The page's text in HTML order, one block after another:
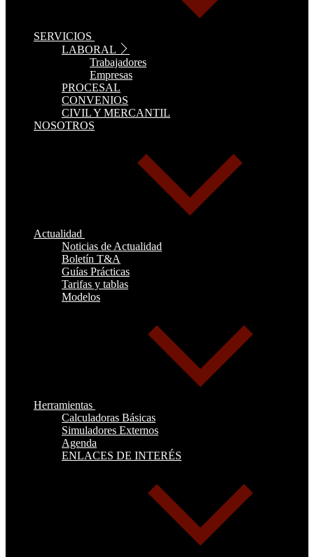
SERVICIOS
LABORAL
Trabajadores
Empresas
PROCESAL
CONVENIOS
CIVIL Y MERCANTIL
NOSOTROS
Actualidad
Noticias de Actualidad
Boletín T&A
Guías Prácticas
Tarifas y tablas
Modelos
Herramientas
Calculadoras Básicas
Simuladores Externos
Agenda
ENLACES DE INTERÉS